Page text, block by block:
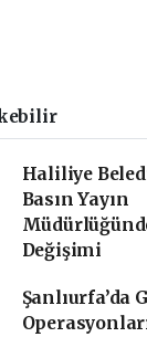
Haliliye
Basın Yayın
Değişimi
Şanlıurfa’da